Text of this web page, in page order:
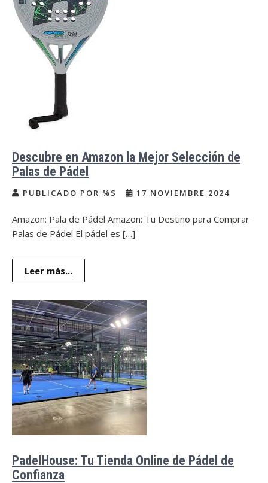
Descubre en Amazon la Mejor Selección de
Palas de Pádel
PUBLICADO POR %S 17 NOVIEMBRE 2024
Amazon: Pala de Pádel Amazon: Tu Destino para Comprar
Palas de Pádel El pádel es […]
Leer más...
PadelHouse: Tu Tienda Online de Pádel de
Confianza